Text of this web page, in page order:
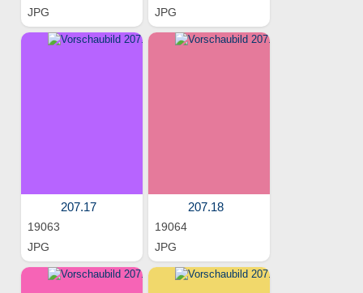
JPG
JPG
207.17
19063
JPG
207.18
19064
JPG